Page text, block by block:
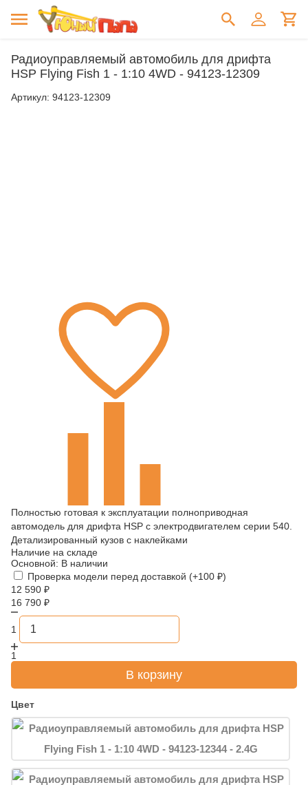
Радиоуправляемый автомобиль для дрифта
HSP Flying Fish 1 - 1:10 4WD - 94123-12309
Артикул: 94123-12309
Полностью готовая к эксплуатации полноприводная
автомодель для дрифта HSP с электродвигателем серии 540.
Детализированный кузов с наклейками
Наличие на складе
Основной: В наличии
Проверка модели перед доставкой (+100 ₽)
12 590 ₽
16 790 ₽
1
1
В корзину
Цвет